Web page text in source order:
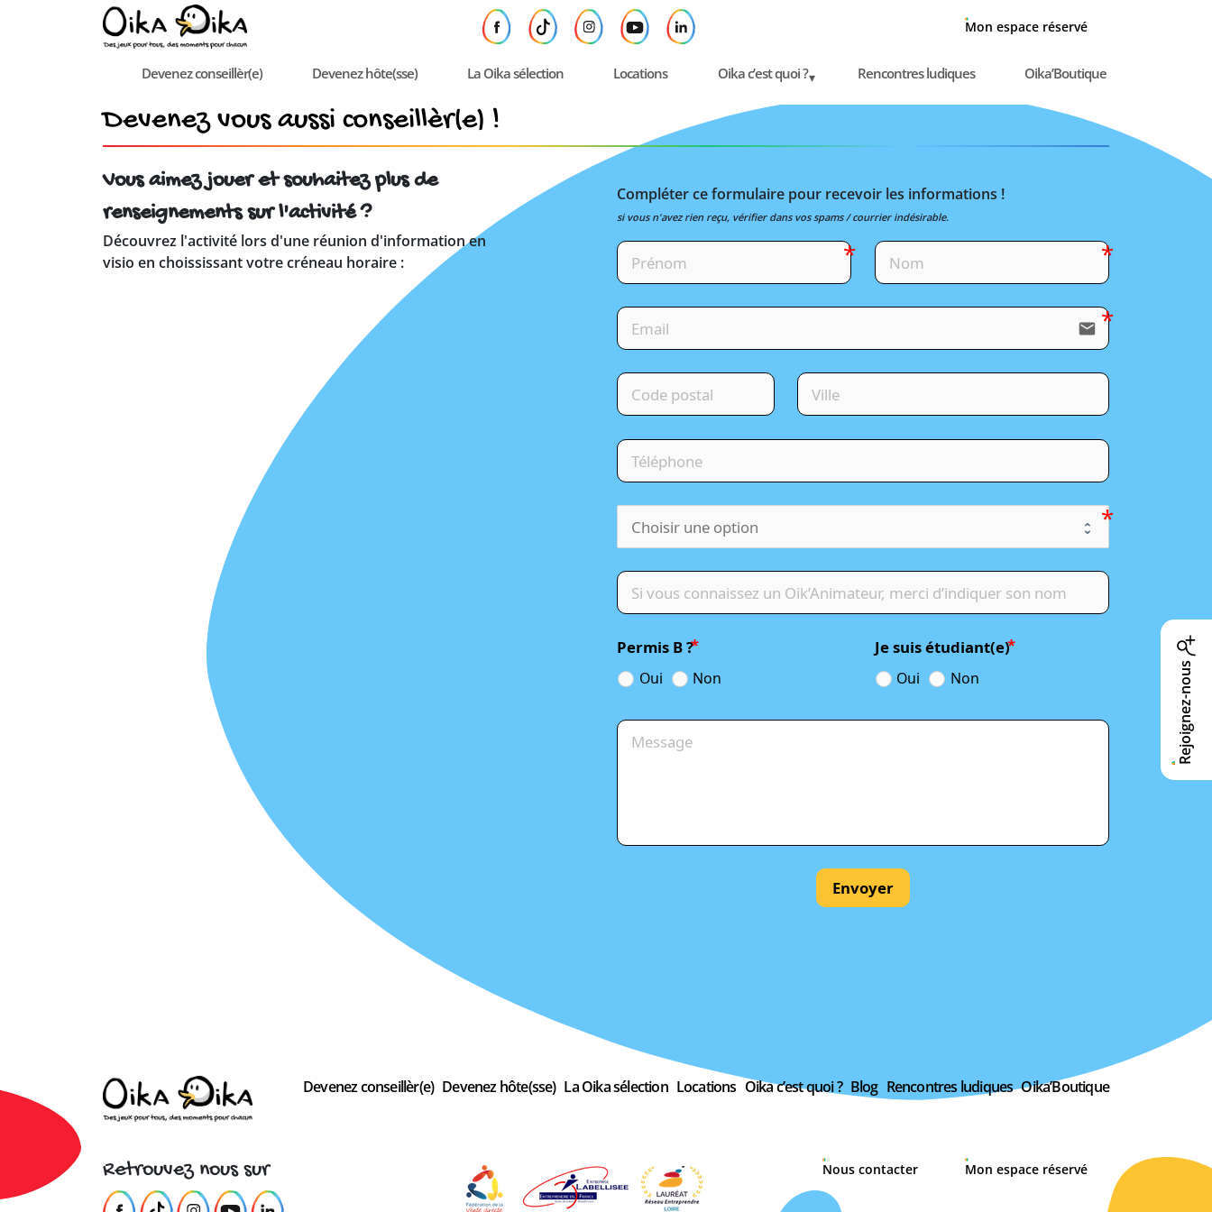
Rejoignez-nous
Mon espace réservé
Devenez conseillèr(e) Devenez hôte(sse) La Oika sélection Locations Oika c’est quoi ? Rencontres ludiques Oika’Boutique
Devenez vous aussi conseillèr(e) !
Vous aimez jouer et souhaitez plus de
renseignements sur l'activité ?
Découvrez l'activité lors d'une réunion d'information en
visio en choississant votre créneau horaire :
Compléter ce formulaire pour recevoir les informations !
si vous n'avez rien reçu, vérifier dans vos spams / courrier indésirable.
email
Permis B ?
Oui Non
Je suis étudiant(e)
Oui Non
Envoyer
Devenez conseillèr(e) Devenez hôte(sse) La Oika sélection Locations Oika c’est quoi ? Blog Rencontres ludiques Oika’Boutique
Retrouvez nous sur Nous contacter Mon espace réservé